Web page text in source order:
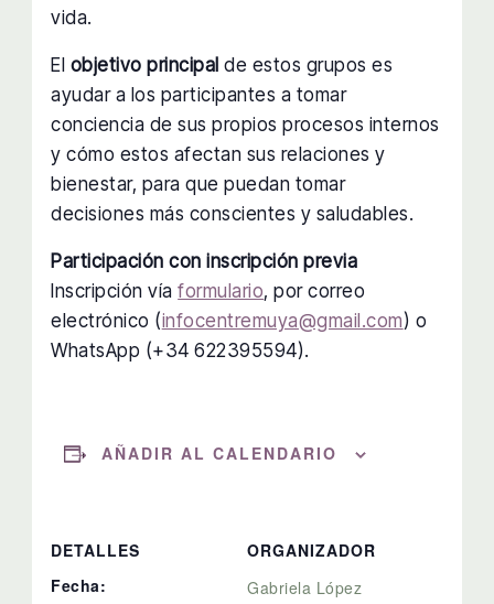
vida.
El objetivo principal de estos grupos es
ayudar a los participantes a tomar
conciencia de sus propios procesos internos
y cómo estos afectan sus relaciones y
bienestar, para que puedan tomar
decisiones más conscientes y saludables.
Participación con inscripción previa
Inscripción víaformulario, por correo
electrónico (infocentremuya@gmail.com) o
WhatsApp (+34 622395594).
AÑADIR AL CALENDARIO
DETALLES
Fecha:
ORGANIZADOR
Gabriela López